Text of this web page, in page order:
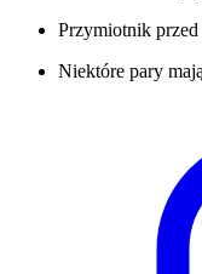
Przymiotnik
Niektóre pary